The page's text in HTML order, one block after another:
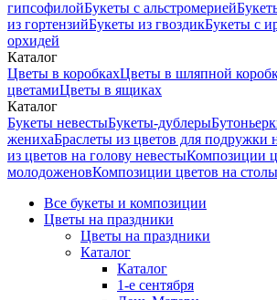
гипсофилойБукеты с альстромерией
из гортензийБукеты из гвоздикБукеты с
орхидей
Каталог
Цветы в коробкахЦветы в шляпной
цветамиЦветы в ящиках
Каталог
Букеты невестыБукеты-дублеры
женихаБраслеты из цветов для подружки
из цветов на голову невестыКомпозиции
молодоженовКомпозиции цветов на
Все букеты и композиции
Цветы на праздники
Цветы на праздники
Каталог
Каталог
1-е сентября